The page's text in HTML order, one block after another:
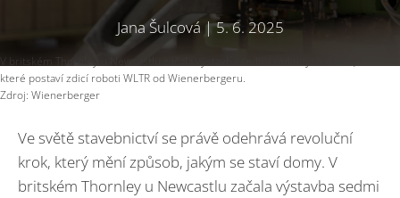
Jana Šulcová |5. 6. 2025
V britském Thornley u Newcastlu začala výstavba sedmi rodinných domů,
které postaví zdicí roboti WLTR od Wienerbergeru.
Zdroj: Wienerberger
Ve světě stavebnictví se právě odehrává revoluční
krok, který mění způsob, jakým se staví domy. V
britském Thornley u Newcastlu začala výstavba sedmi